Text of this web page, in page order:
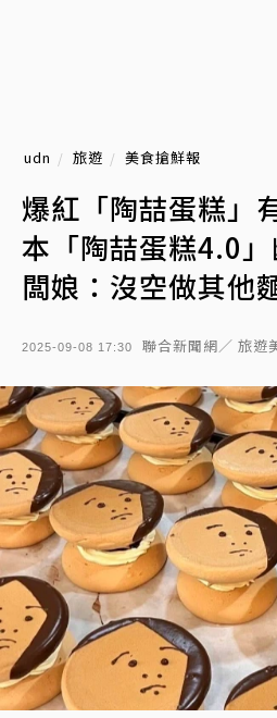
udn 旅遊 美食搶鮮報
爆紅「陶喆蛋糕」
本「陶喆蛋糕4.0
闆娘：沒空做其他
2025-09-08 17:30 聯合新聞網／ 旅遊